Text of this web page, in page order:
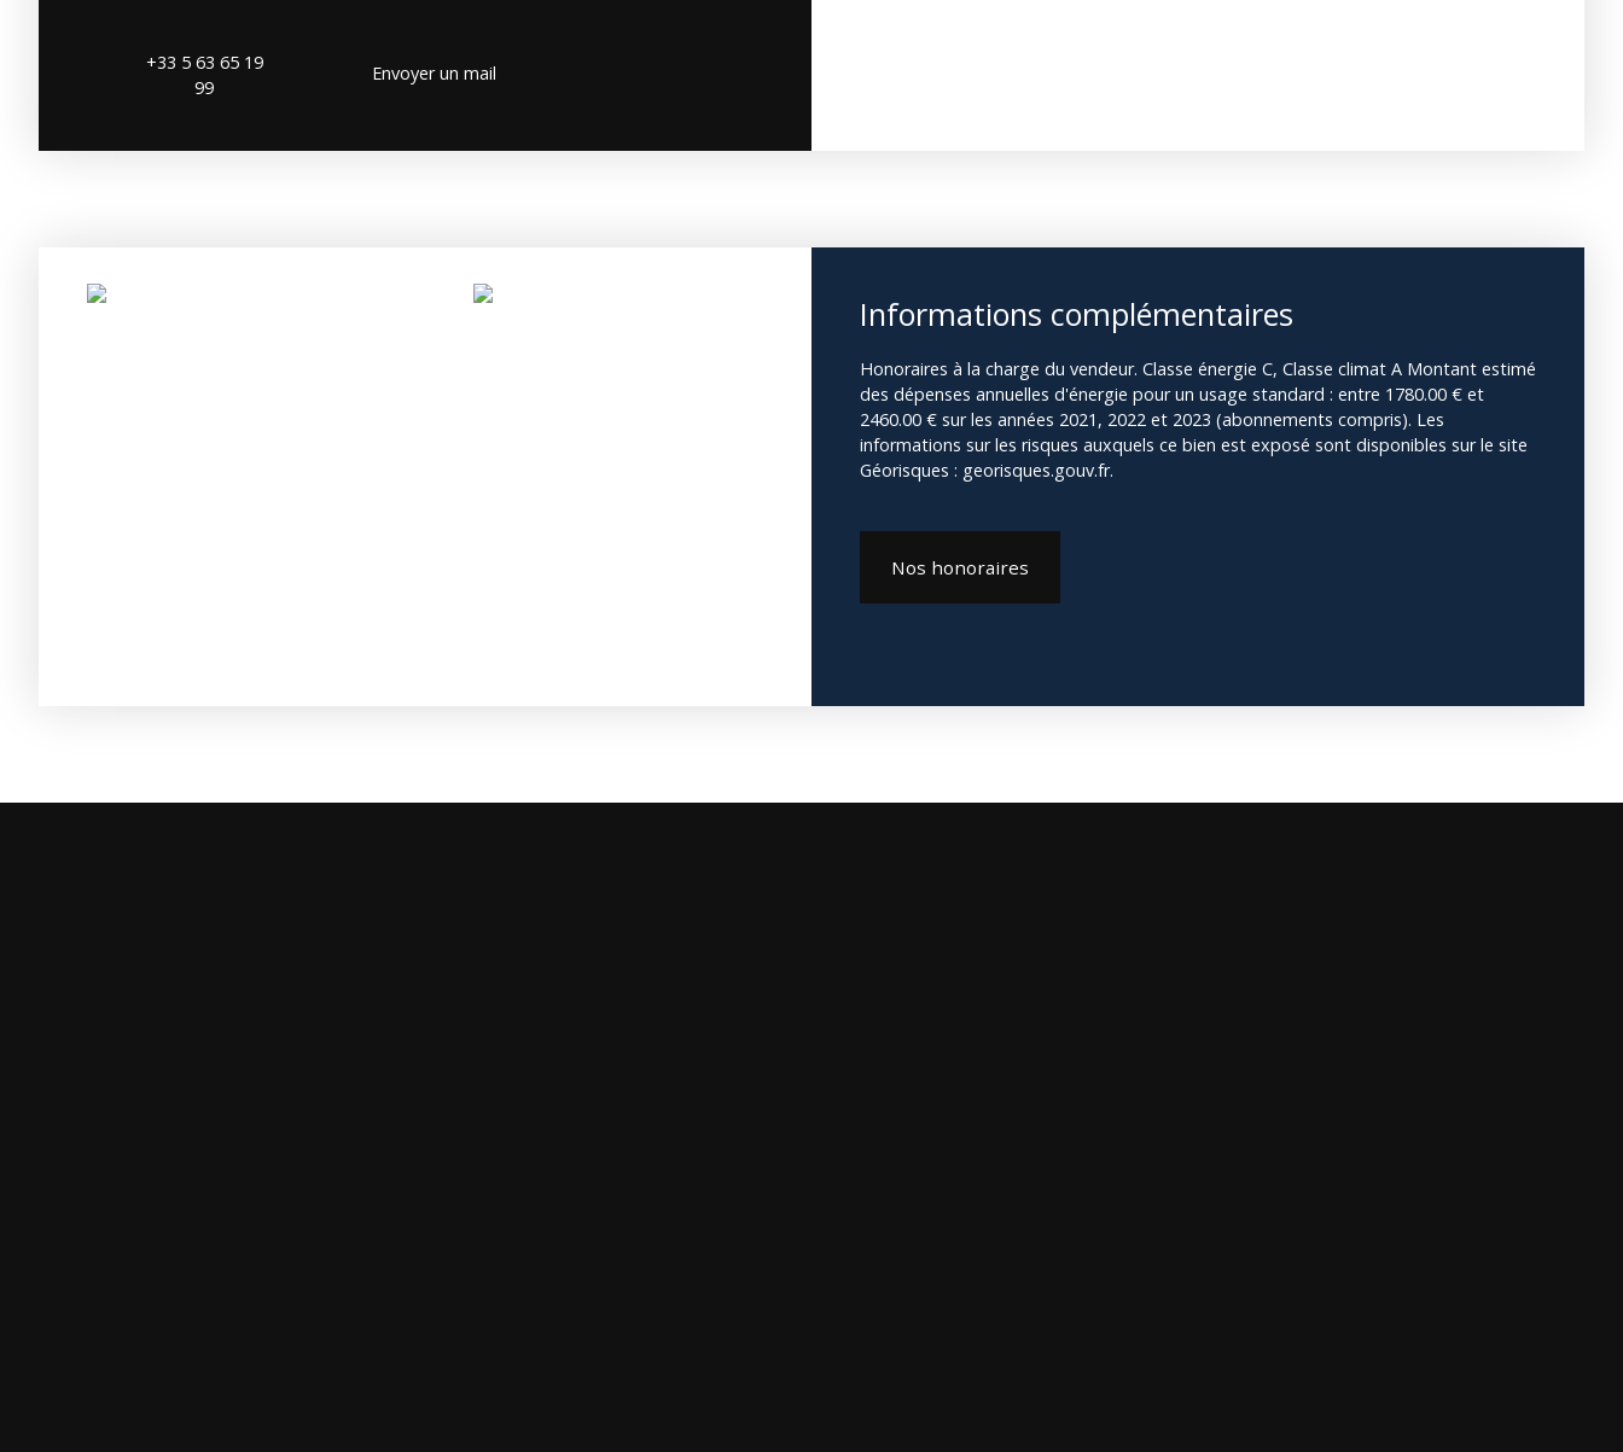
+33 5 63 65 19
99
Envoyer un mail
Informations complémentaires
Honoraires à la charge du vendeur. Classe énergie C, Classe climat A Montant estimé
des dépenses annuelles d'énergie pour un usage standard : entre 1780.00 € et
2460.00 € sur les années 2021, 2022 et 2023 (abonnements compris). Les
informations sur les risques auxquels ce bien est exposé sont disponibles sur le site
Géorisques : georisques.gouv.fr.
Nos honoraires